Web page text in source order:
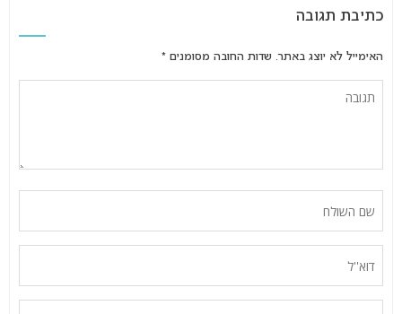
כתיבת תגובה
האימייל לא יוצג באתר. שדות החובה מסומנים *